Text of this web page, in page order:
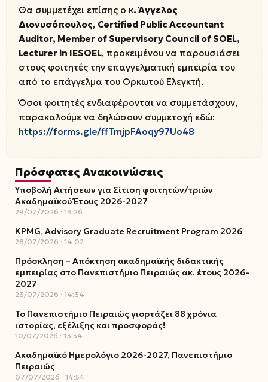
Θα συμμετέχει επίσης ο κ. Άγγελος
Διονυσόπουλος, Certified PublicAccountant
Auditor, Member ofSupervisory Council ofSOEL,
Lecturer in IESOEL, προκειμένου να παρουσιάσει
στους φοιτητές την επαγγελματική εμπειρία του
από το επάγγελμα του Ορκωτού Ελεγκτή.
Όσοι φοιτητές ενδιαφέρονται να συμμετάσχουν,
παρακαλούμε να δηλώσουν συμμετοχή εδώ:
https://forms.gle/ffTmjpFAoqy97Uo48
Πρόσφατες Ανακοινώσεις
Υποβολή Αιτήσεων για Σίτιση φοιτητών/τριών
Ακαδημαϊκού Έτους 2026-2027
29/07/2026 13:26
KPMG, Advisory Graduate Recruitment Program 2026
28/07/2026 14:02
Πρόσκληση – Απόκτηση ακαδημαϊκής διδακτικής
εμπειρίας στο Πανεπιστήμιο Πειραιώς ακ. έτους 2026–
2027
23/07/2026 14:34
Το Πανεπιστήμιο Πειραιώς γιορτάζει 88 χρόνια
ιστορίας, εξέλιξης και προσφοράς!
10/07/2026 13:54
Ακαδημαϊκό Ημερολόγιο 2026-2027, Πανεπιστήμιο
Πειραιώς
07/07/2026 14:54